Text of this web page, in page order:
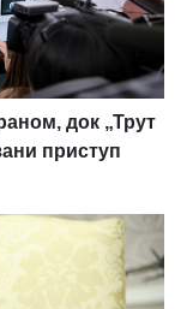
док „Трут
приступ